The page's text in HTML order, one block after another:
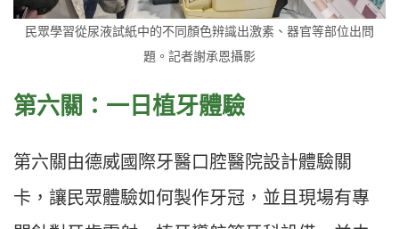
民眾學習從尿液試紙中的不同顏色辨識出激素、器官等部位出問
題。記者謝承恩攝影
第六關：一日植牙體驗
第六關由德威國際牙醫口腔醫院設計體驗關
卡，讓民眾體驗如何製作牙冠，並且現場有專